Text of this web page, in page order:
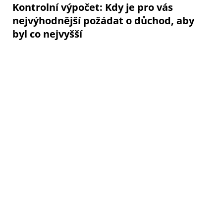
Kontrolní výpočet: Kdy je pro vás
nejvýhodnější požádat o důchod, aby
byl co nejvyšší